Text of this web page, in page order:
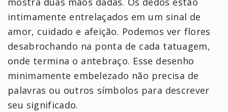
intimamente entrelaçados em um sinal de
amor, cuidado e afeição. Podemos ver flores
desabrochando na ponta de cada tatuagem,
onde termina o antebraço. Esse desenho
minimamente embelezado não precisa de
palavras ou outros símbolos para descrever
seu significado.